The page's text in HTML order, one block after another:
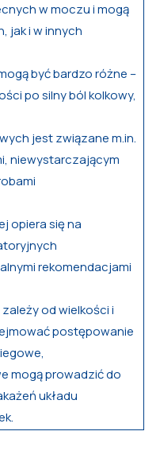
w moczu i mogą
jak i w innych
być bardzo różne –
po silny ból kolkowy,
jest związane m.in.
niewystarczającym
opiera się na
rekomendacjami
od wielkości i
postępowanie
mogą prowadzić do
układu